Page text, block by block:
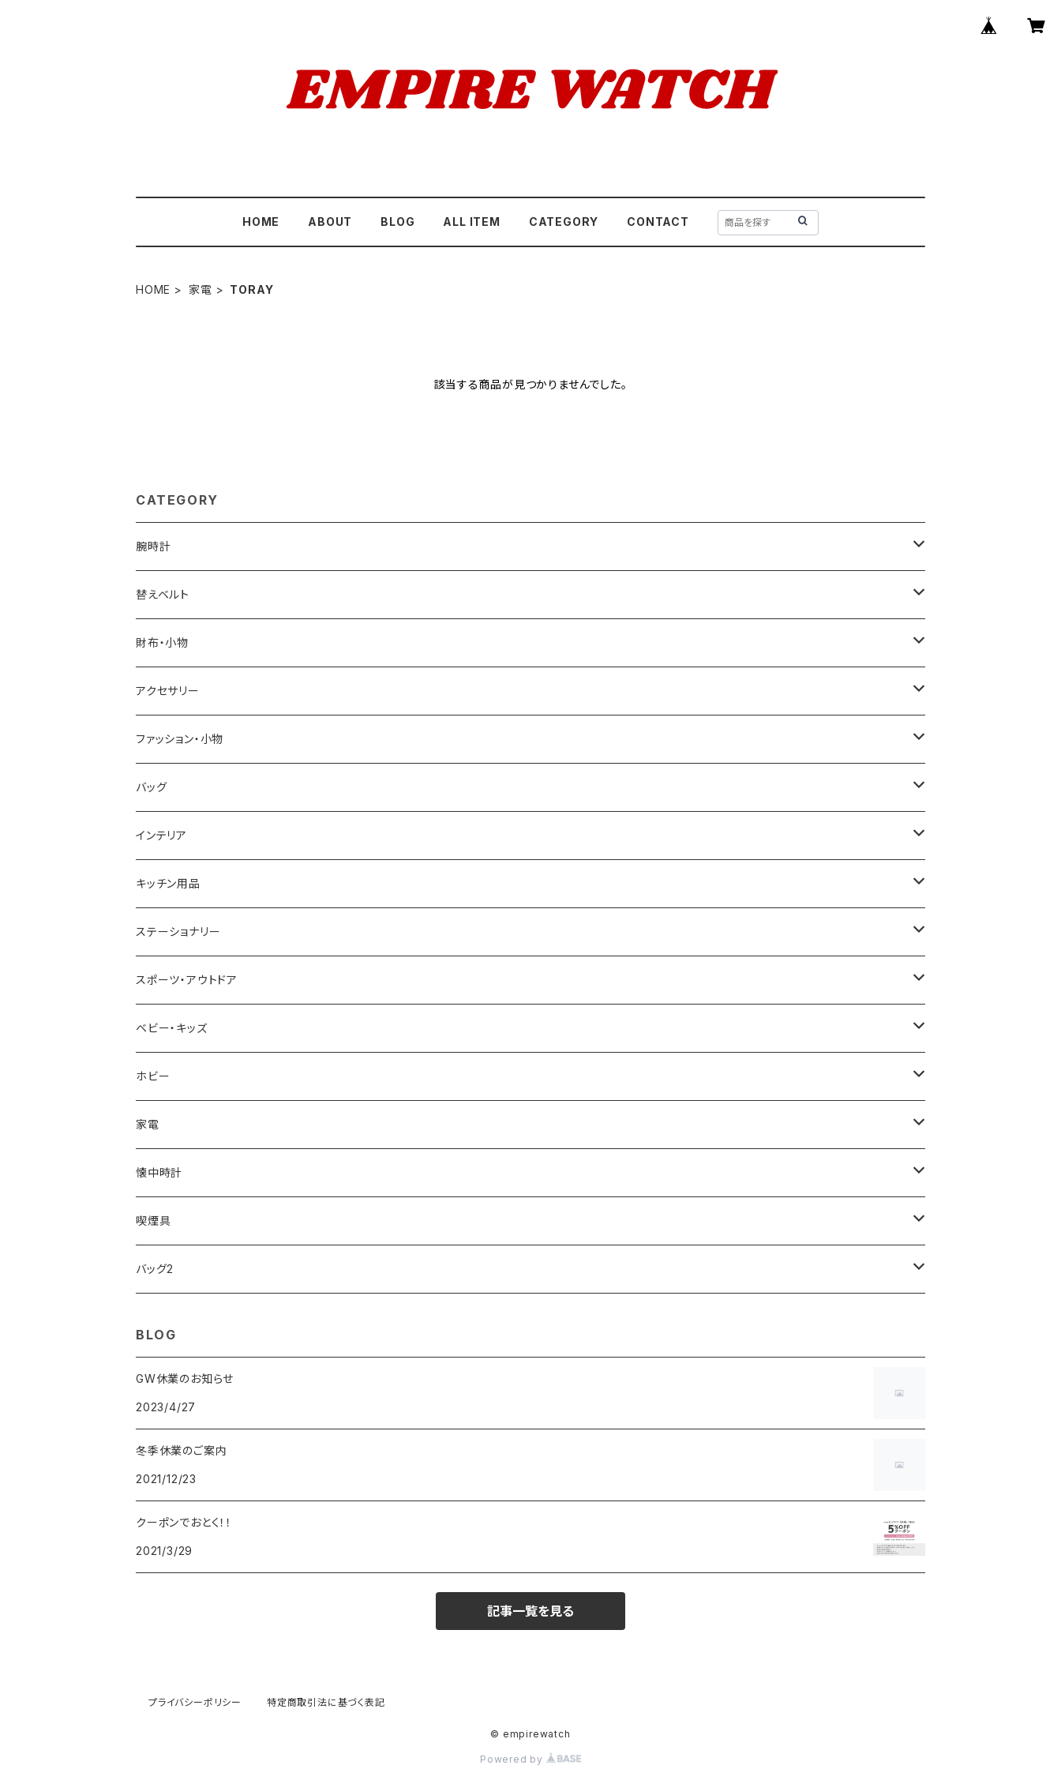
HOME ABOUT BLOG ALL ITEM CATEGORY CONTACT
HOME 家電 TORAY
該当する商品が見つかりませんでした。
CATEGORY
腕時計
ELGIN
SALVATORE MARRA
CASIO
GRANDEUR
COGU
GAGA MILANO
CACTUS
TIMEX
NIXON
AVALANCHE
ORIENT
ZEPPELIN
SKAGEN
FOOTBALL WATCHES
ARCA FUTURA
DISNEY
FOREVER
CLUSE
KAPTEN&SON
替えベルト
COACH
DANIEL WELLINGTON
LACOSTE
DIESEL
MICHAEL KORS
NO BRAND
財布・小物
SONNE
DUCT
TRANSNUMBER
SAAMA HOMME
ARNOLD PALMER
MICHAEL KORS
DIESEL
ALV
Merge
ETTINGER
COACH
BVLGARI
VANQUISH
DUNHILL
BEAMZSQUARE
TOMMY HILFIGER
その他
アクセサリー
GUCCI
TIFFANY&CO
FOLLI FOLLIE
POLICE
PAUL HEWITT
22designstudio
BOTTEGA VENETA
EMPORIO ARMANI
CALVIN KLEIN
DANIEL WELLINGTON
SWAROVSKI
VIVIENNE WESTWOOD
MICHAEL KORS
MARC JACOBS
DIESEL
PAUL SMITH
ファッション・小物
DAKS
栃木レザー
NIKE
DUNHILL
NEWYORKER
OROBIANCO
Ellese
COLEMAN
MONTBLANC
Fashion Accessory Cllection
ISLAND
ATLANTIC STARS
VIVIENNE WESTWOOD
POLO RALPH LAUREN
MONCLER
バッグ
MANHATTAN PORTAGE
United HOMME
RODANIA
BEAMZSQUARE
BLAZER CLUB
ANDY HAWARD
G GUSTO
GULLWING
LESPORTSAC
PRADA
BROMPTON
HAMILTON
INCASE
GREGORY
インテリア
CRYSTOCRAFT
SEIKO
CITIZEN
BRAUN
RHYTHM
BLOSSOM
MONDAINE
MAWA
その他
TANACOCORO
WOODEN
CASIO
キッチン用品
I'mD
Helios
VALENTINO VISCANI
ステーショナリー
LAMY
WATERMAN
PARKER
PELIKAN
CROSS
MONTBLANC
SWAROVSKI
SMYTHSON
スポーツ・アウトドア
Trangia
Barebones
FEUERHAND
CASIO
ベビー・キッズ
ふわりぃ
ERGO BABY
ホビー
その他
AMOS
OMMIX
COACH
家電
CREATE
TORAY
OMRON
Micol
懐中時計
MONDAINE
喫煙具
ZIPPO
バッグ2
BLOG
GW休業のお知らせ
2023/4/27
冬季休業のご案内
2021/12/23
クーポンでおとく！！
2021/3/29
記事一覧を見る
プライバシーポリシー 特定商取引法に基づく表記
© empirewatch
Powered by